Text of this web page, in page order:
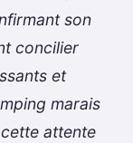
son
concilier
et
marais
attente